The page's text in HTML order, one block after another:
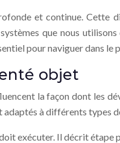
et continue. Cette
que nous
pour naviguer dans
objet
la façon dont les
à différents types
exécuter. Il décrit